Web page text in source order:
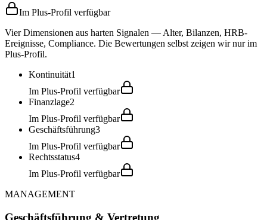
Im Plus-Profil verfügbar
Vier Dimensionen aus harten Signalen — Alter, Bilanzen, HRB-
Ereignisse, Compliance. Die Bewertungen selbst zeigen wir nur im
Plus-Profil.
Kontinuität1
Im Plus-Profil verfügbar
Finanzlage2
Im Plus-Profil verfügbar
Geschäftsführung3
Im Plus-Profil verfügbar
Rechtsstatus4
Im Plus-Profil verfügbar
MANAGEMENT
Geschäftsführung & Vertretung